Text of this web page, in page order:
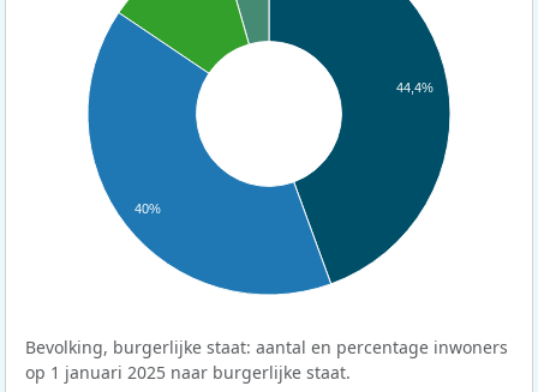
44,4%
40%
Bevolking, burgerlijke staat: aantal en percentage inwoners
op 1 januari 2025 naar burgerlijke staat.